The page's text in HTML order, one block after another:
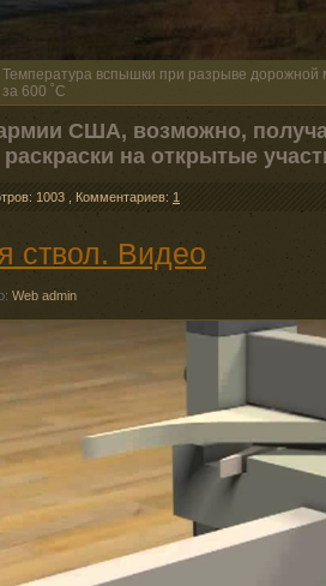
Температура вспышки при разрыве дорожной
за 600 ˚C
США, возможно,
на открытые
1003 Комментариев: 1
ствол. Видео
Web admin